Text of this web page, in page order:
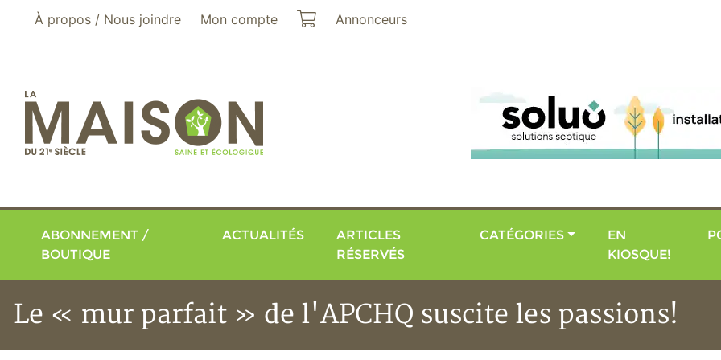
Aller au menu principal
Aller au contenu principal
À propos / Nous joindre Mon compte Mon panier
Annonceurs
ABONNEMENT /
BOUTIQUE
ACTUALITÉS
ARTICLES
RÉSERVÉS
CATÉGORIES
EN
KIOSQUE!
Le « mur parfait » de l'APCHQ suscite les passions!